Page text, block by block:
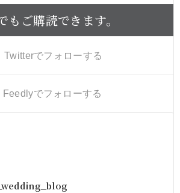
もご購読できます。
Twitterでフォローする
Feedlyでフォローする